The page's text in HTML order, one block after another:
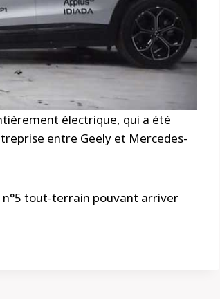
électrique, qui a été
entre Geely et Mercedes-
n°5 tout-terrain pouvant arriver